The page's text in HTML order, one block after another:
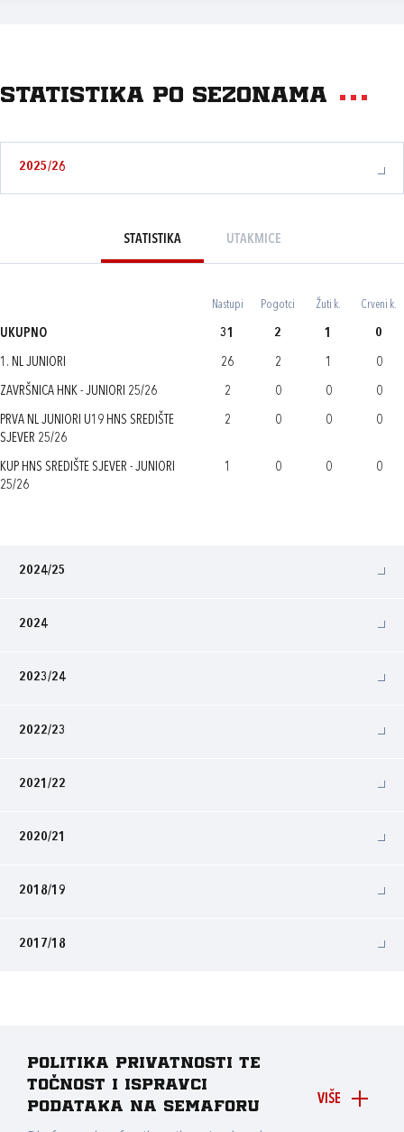
Statistika po sezonama
2025/26
STATISTIKA UTAKMICE
Nastupi Pogotci Žuti k. Crveni k.
UKUPNO 31 2 1 0
1. NL JUNIORI 26 2 1 0
ZAVRŠNICA HNK - JUNIORI 25/26 2 0 0 0
PRVA NL JUNIORI U19 HNS SREDIŠTE
SJEVER 25/26
2 0 0 0
KUP HNS SREDIŠTE SJEVER - JUNIORI
25/26
1 0 0 0
2024/25
2024
2023/24
2022/23
2021/22
2020/21
2018/19
2017/18
VIŠE
Politika privatnosti te
točnost i ispravci
podataka na Semaforu